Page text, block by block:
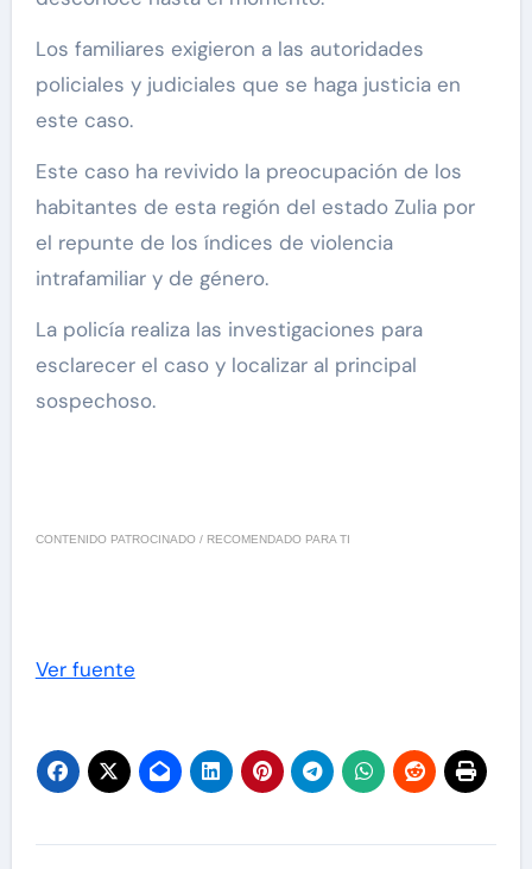
Los familiares exigieron a las autoridades
policiales y judiciales que se haga justicia en
este caso.
Este caso ha revivido la preocupación de los
habitantes de esta región del estado Zulia por
el repunte de los índices de violencia
intrafamiliar y de género.
La policía realiza las investigaciones para
esclarecer el caso y localizar al principal
sospechoso.
CONTENIDO PATROCINADO / RECOMENDADO PARA TI
Ver fuente